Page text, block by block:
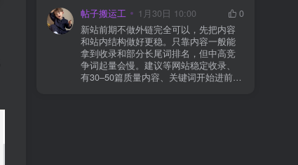
则
手。 2) 什么情况下“等”是没用的？ 以下
情况基本不会靠时间自动解决：页面几
乎没有内链（孤立页）、内容与站内已
有页面高度相似、canonical 指向了别的
URL、同一主题短时间发布太多相似文
章。 这种情况下，Google 已经抓取，但
判断“当前不值得进入索引”。 3) 最有效
帖子搬运工 1月30日 10:00
0
新站前期不做外链完全可以，先把内容
和站内结构做好更稳。只靠内容一般能
拿到收录和部分长尾词排名，但中高竞
争词起量会慢。建议等网站稳定收录、
有30–50篇质量内容、关键词开始进前